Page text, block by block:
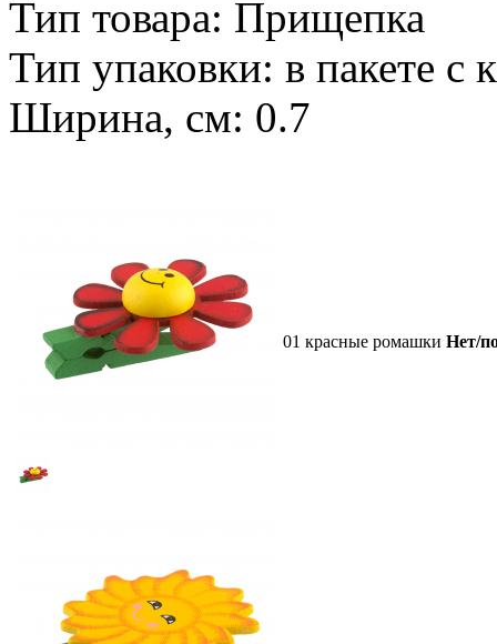
Тип товара: Прищепка
Тип упаковки: в пакете с
Ширина, см: 0.7
01 красные ромашки Нет/